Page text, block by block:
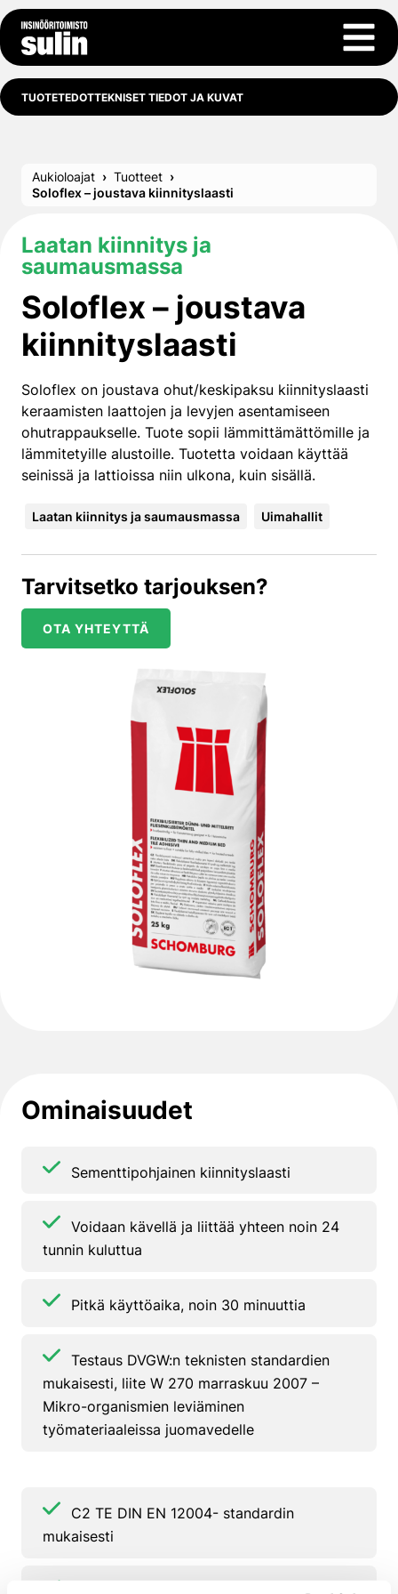
Siirry sisältöön
Avaa
TUOTETEDOTTEKNISET TIEDOT JA KUVAT
Aukioloajat
Tuotteet
Soloflex – joustava kiinnityslaasti
Laatan kiinnitys ja
saumausmassa
Soloflex – joustava
kiinnityslaasti
Soloflex on joustava ohut/keskipaksu kiinnityslaasti
keraamisten laattojen ja levyjen asentamiseen
ohutrappaukselle. Tuote sopii lämmittämättömille ja
lämmitetyille alustoille. Tuotetta voidaan käyttää
seinissä ja lattioissa niin ulkona, kuin sisällä.
Laatan kiinnitys ja saumausmassa Uimahallit
Tarvitsetko tarjouksen?
OTA YHTEYTTÄ
Ominaisuudet
Sementtipohjainen kiinnityslaasti
Voidaan kävellä ja liittää yhteen noin 24
tunnin kuluttua
Pitkä käyttöaika, noin 30 minuuttia
Testaus DVGW:n teknisten standardien
mukaisesti, liite W 270 marraskuu 2007 –
Mikro-organismien leviäminen
työmateriaaleissa juomavedelle
C2 TE DIN EN 12004- standardin
mukaisesti